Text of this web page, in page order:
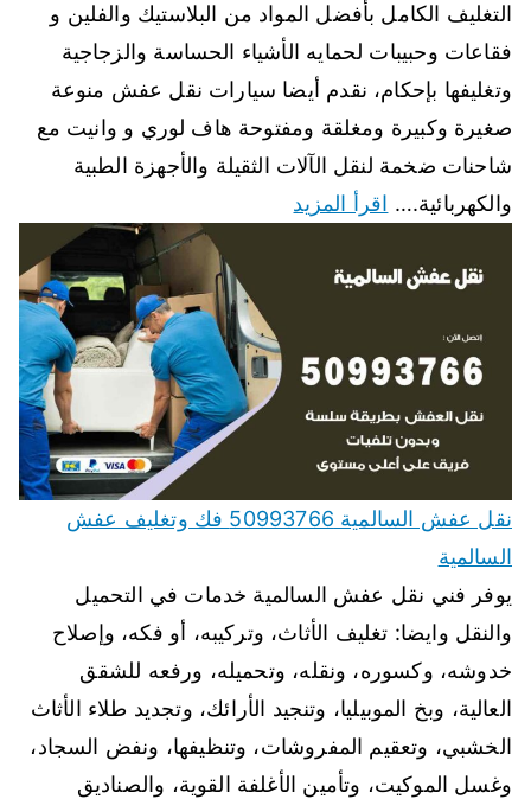
التغليف الكامل بأفضل المواد من البلاستيك والفلين و
فقاعات وحبيبات لحمايه الأشياء الحساسة والزجاجية
وتغليفها بإحكام، نقدم أيضا سيارات نقل عفش منوعة
صغيرة وكبيرة ومغلقة ومفتوحة هاف لوري و وانيت مع
شاحنات ضخمة لنقل الآلات الثقيلة والأجهزة الطبية
والكهربائية.… اقرأ المزيد
نقل عفش السالمية 50993766 فك وتغليف عفش
السالمية
يوفر فني نقل عفش السالمية خدمات في التحميل
والنقل وايضا: تغليف الأثاث، وتركيبه، أو فكه، وإصلاح
خدوشه، وكسوره، ونقله، وتحميله، ورفعه للشقق
العالية، وبخ الموبيليا، وتنجيد الأرائك، وتجديد طلاء الأثاث
الخشبي، وتعقيم المفروشات، وتنظيفها، ونفض السجاد،
وغسل الموكيت، وتأمين الأغلفة القوية، والصناديق